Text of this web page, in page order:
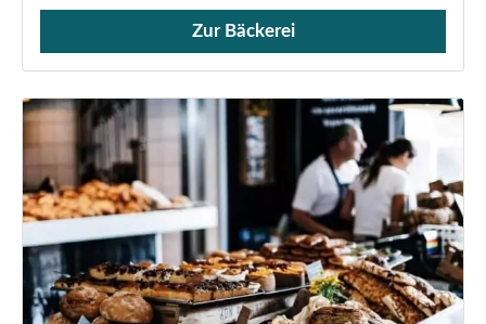
Verkauf von Brötchen,
Zur Bäckerei